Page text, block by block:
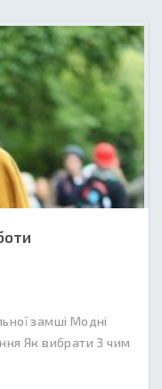
замші Модні
Як вибрати З чим